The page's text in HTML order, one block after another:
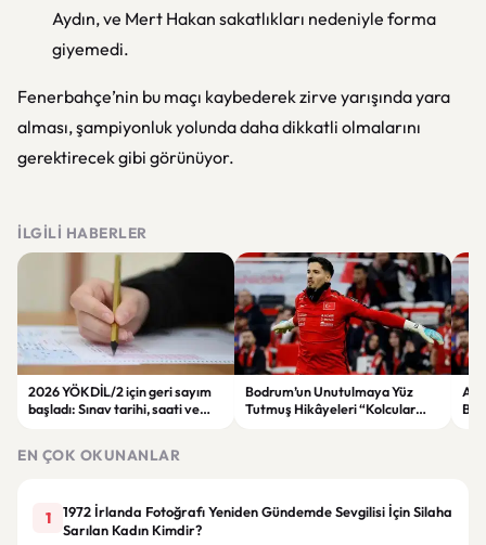
Aydın, ve Mert Hakan sakatlıkları nedeniyle forma
giyemedi.
Fenerbahçe’nin bu maçı kaybederek zirve yarışında yara
alması, şampiyonluk yolunda daha dikkatli olmalarını
gerektirecek gibi görünüyor.
İLGILI HABERLER
2026 YÖKDİL/2 için geri sayım
başladı: Sınav tarihi, saati ve
Bodrum’un Unutulmaya Yüz
Tutmuş Hikâyeleri “Kolcular
EN ÇOK OKUNANLAR
1
1972 İrlanda Fotoğrafı Yeniden Gündemde Sevgilisi İçin Silaha
Sarılan Kadın Kimdir?